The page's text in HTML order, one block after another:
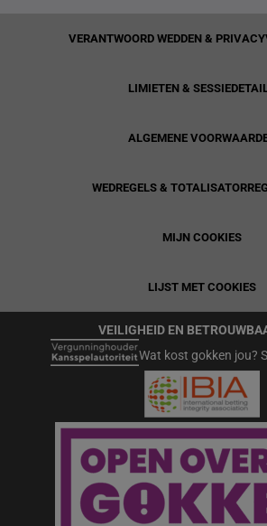
VERANTWOORD WEDDEN &
LIMIETEN &
ALGEMENE
WEDREGELS &
MIJN COOKIES
LIJST MET COOKIES
VEILIGHEID EN
Wat kost gokken jou?